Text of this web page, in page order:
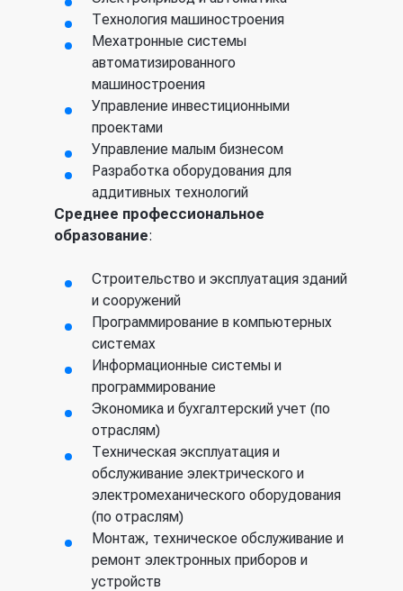
Технология машиностроения
Мехатронные системы
автоматизированного
машиностроения
Управление инвестиционными
проектами
Управление малым бизнесом
Разработка оборудования для
аддитивных технологий
Среднее профессиональное
образование:
Строительство и эксплуатация зданий
и сооружений
Программирование в компьютерных
системах
Информационные системы и
программирование
Экономика и бухгалтерский учет (по
отраслям)
Техническая эксплуатация и
обслуживание электрического и
электромеханического оборудования
(по отраслям)
Монтаж, техническое обслуживание и
ремонт электронных приборов и
устройств